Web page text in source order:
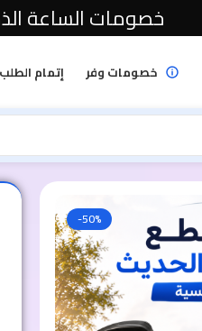
خصومات وفر إتمام الطلب
-50%
خصومات الساعة